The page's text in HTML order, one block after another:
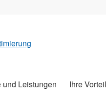
und Leistungen Ihre